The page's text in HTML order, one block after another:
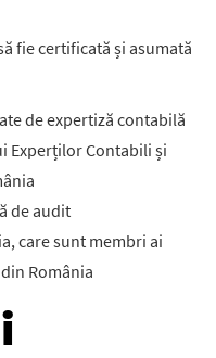
fie certificată și asumată
de expertiză contabilă
Experților Contabili și
de audit
care sunt membri ai
România